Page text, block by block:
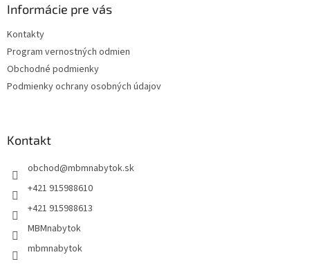
Informácie pre vás
Kontakty
Program vernostných odmien
Obchodné podmienky
Podmienky ochrany osobných údajov
Kontakt
obchod@mbmnabytok.sk
+421 915988610
+421 915988613
MBMnabytok
mbmnabytok